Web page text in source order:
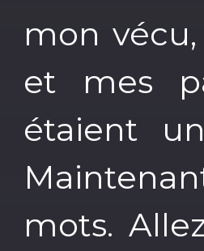
mon
et mes
étaient
mots.